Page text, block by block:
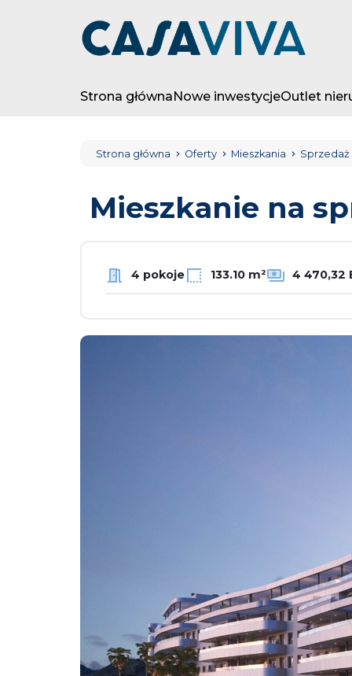
Strona głównaNowe inwestycjeOutlet
Strona główna Oferty Mieszkania Sprzedaż
Mieszkanie na
4 pokoje 133.10 m² 4 470,32